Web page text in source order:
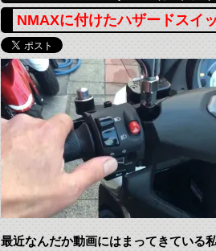
NMAXに付けたハザードスイ
最近なんだか動画にはまってきている